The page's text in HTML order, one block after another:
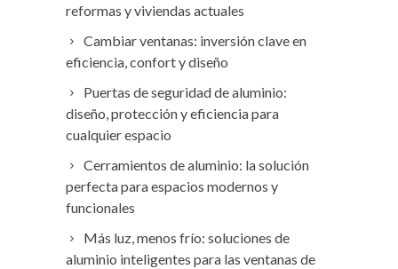
reformas y viviendas actuales
Cambiar ventanas: inversión clave en
eficiencia, confort y diseño
Puertas de seguridad de aluminio:
diseño, protección y eficiencia para
cualquier espacio
Cerramientos de aluminio: la solución
perfecta para espacios modernos y
funcionales
Más luz, menos frío: soluciones de
aluminio inteligentes para las ventanas de